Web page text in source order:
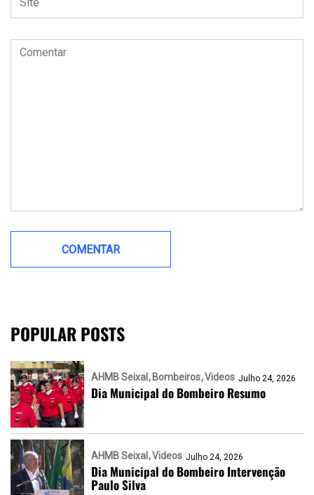
POPULAR POSTS
AHMB Seixal Bombeiros Videos Julho 24, 2026
Dia Municipal do Bombeiro Resumo
AHMB Seixal Videos Julho 24, 2026
Dia Municipal do Bombeiro Intervenção
Paulo Silva